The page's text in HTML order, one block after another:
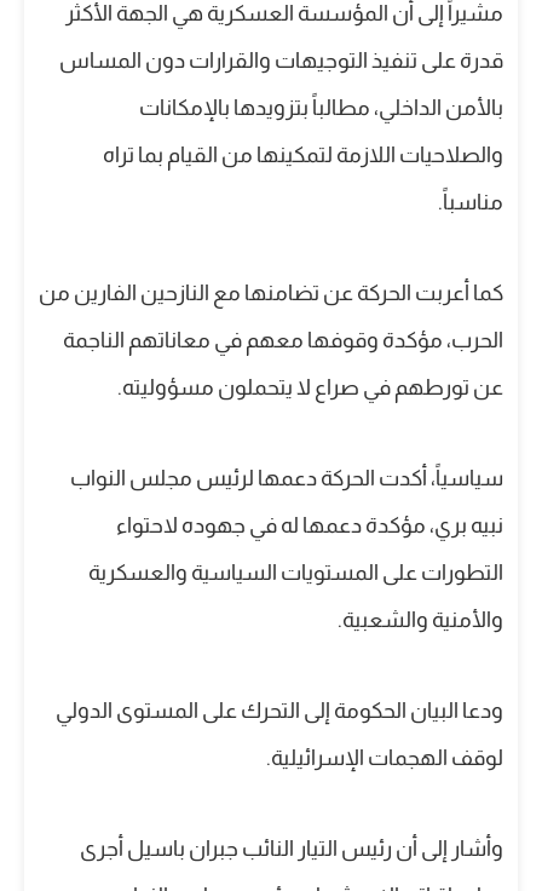
مشيراً إلى أن المؤسسة العسكرية هي الجهة الأكثر
قدرة على تنفيذ التوجيهات والقرارات دون المساس
بالأمن الداخلي، مطالباً بتزويدها بالإمكانات
والصلاحيات اللازمة لتمكينها من القيام بما تراه
مناسباً.
كما أعربت الحركة عن تضامنها مع النازحين الفارين من
الحرب، مؤكدة وقوفها معهم في معاناتهم الناجمة
عن تورطهم في صراع لا يتحملون مسؤوليته.
سياسياً، أكدت الحركة دعمها لرئيس مجلس النواب
نبيه بري، مؤكدة دعمها له في جهوده لاحتواء
التطورات على المستويات السياسية والعسكرية
والأمنية والشعبية.
ودعا البيان الحكومة إلى التحرك على المستوى الدولي
لوقف الهجمات الإسرائيلية.
وأشار إلى أن رئيس التيار النائب جبران باسيل أجرى